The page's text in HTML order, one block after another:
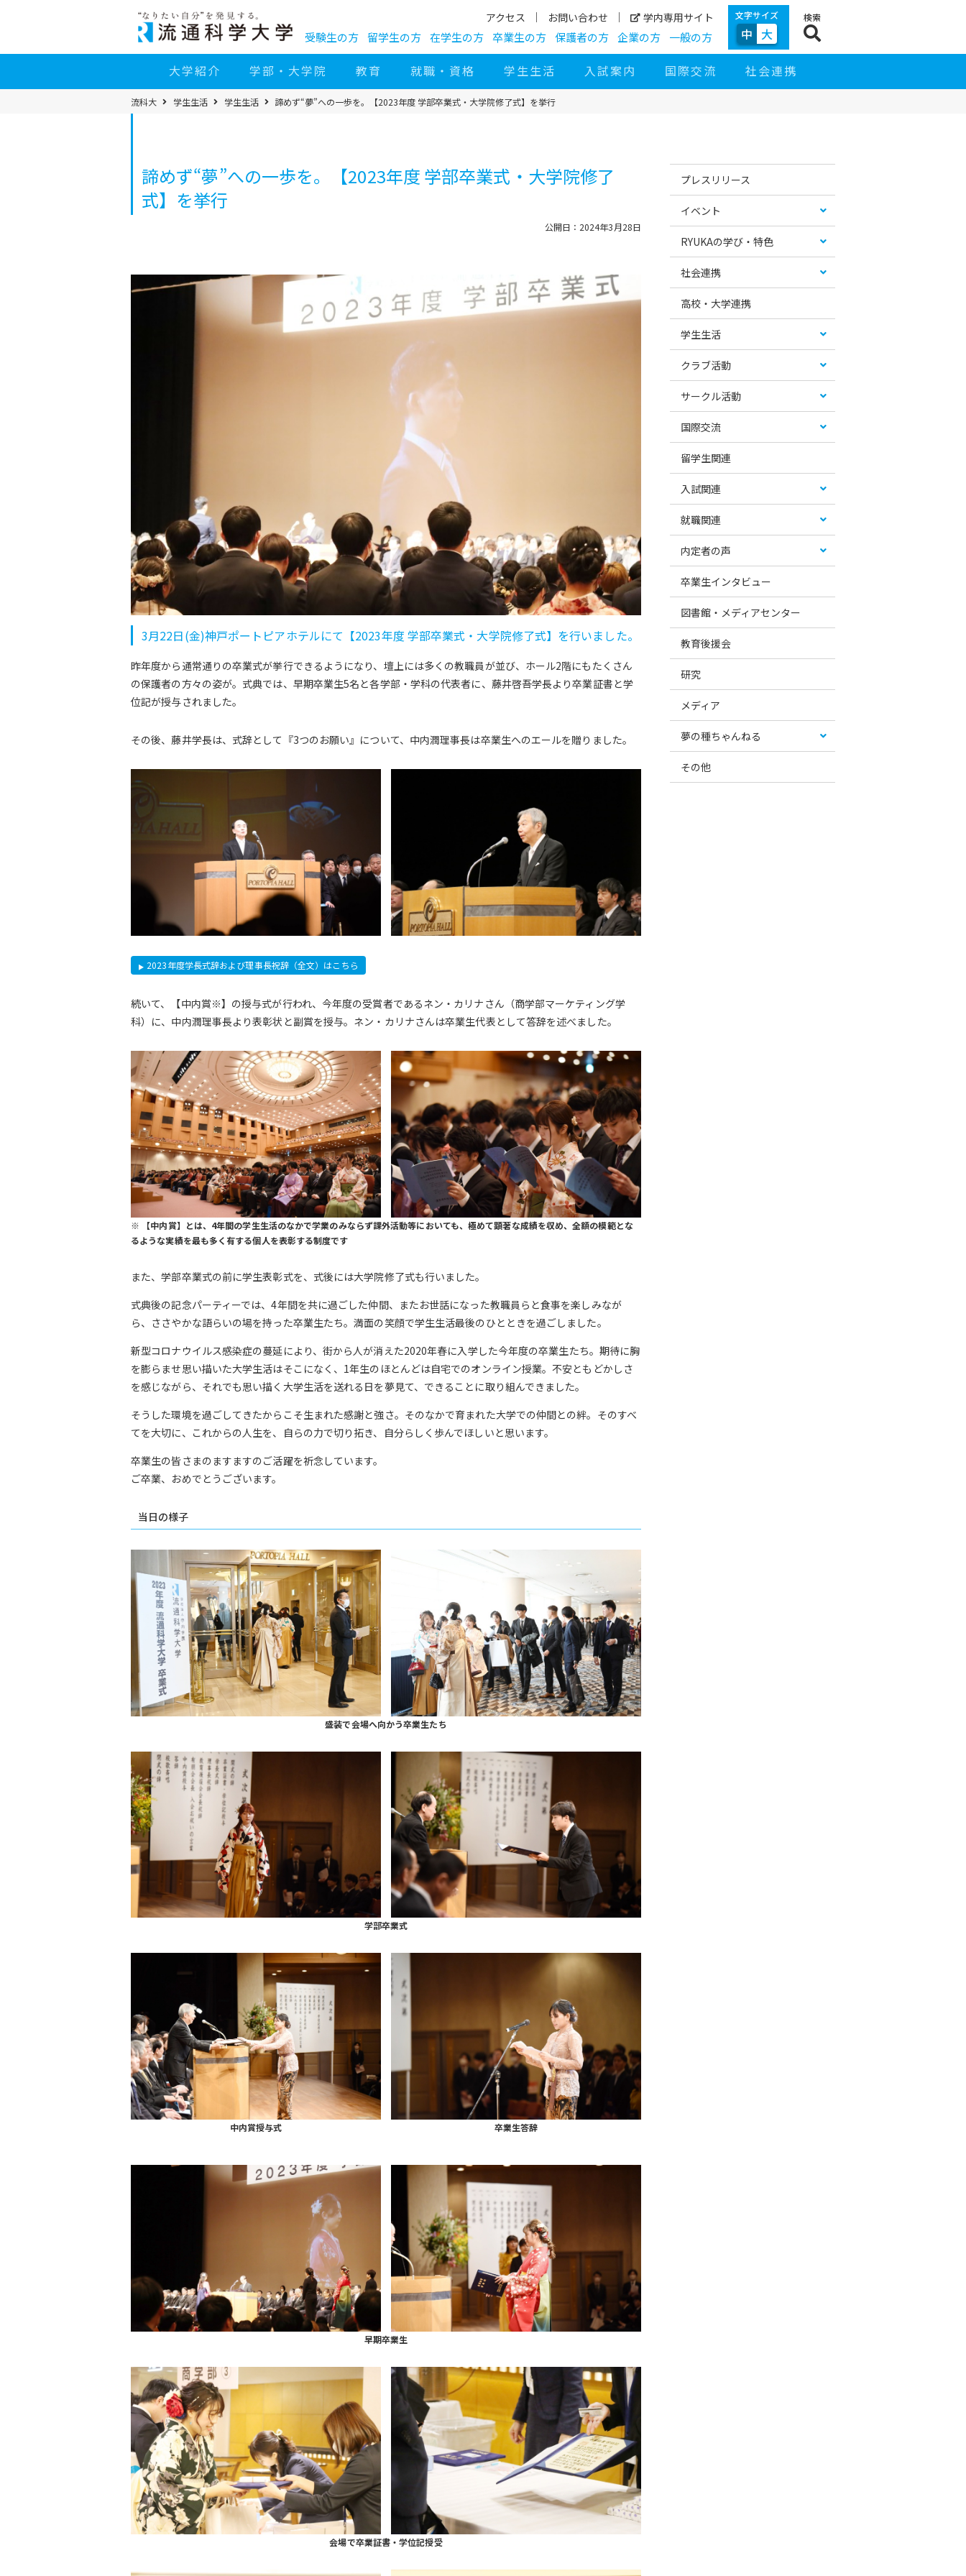
へ
アクセス お問い合わせ 学内専用サイト
受験生の方 留学生の方 在学生の方 卒業生の方 保護者の方 企業の方 一般の方
文字サイズ
中 大
検索
大学紹介 学部・大学院 教育 就職・資格 学生生活 入試案内 国際交流 社会連携
パ
ン
流科大 学生生活 学生生活 諦めず“夢”への一歩を。【2023年度 学部卒業式・大学院修了式】を挙行
諦めず“夢”への一歩を。【2023年度 学部卒業式・大学院修了
式】を挙行
公開日：2024年3月28日
3月22日(金)神戸ポートピアホテルにて【2023年度 学部卒業式・大学院修了式】を行いました。
昨年度から通常通りの卒業式が挙行できるようになり、壇上には多くの教職員が並び、ホール2階にもたくさん
の保護者の方々の姿が。式典では、早期卒業生5名と各学部・学科の代表者に、藤井啓吾学長より卒業証書と学
位記が授与されました。
その後、藤井学長は、式辞として『3つのお願い』について、中内潤理事長は卒業生へのエールを贈りました。
2023年度学長式辞および理事長祝辞（全文）はこちら
続いて、【中内賞※】の授与式が行われ、今年度の受賞者であるネン・カリナさん（商学部マーケティング学
科）に、中内潤理事長より表彰状と副賞を授与。ネン・カリナさんは卒業生代表として答辞を述べました。
※ 【中内賞】とは、4年間の学生生活のなかで学業のみならず課外活動等においても、極めて顕著な成績を収め、全額の模範とな
るような実績を最も多く有する個人を表彰する制度です
また、学部卒業式の前に学生表彰式を、式後には大学院修了式も行いました。
式典後の記念パーティーでは、4年間を共に過ごした仲間、またお世話になった教職員らと食事を楽しみなが
ら、ささやかな語らいの場を持った卒業生たち。満面の笑顔で学生生活最後のひとときを過ごしました。
新型コロナウイルス感染症の蔓延により、街から人が消えた2020年春に入学した今年度の卒業生たち。期待に胸
を膨らませ思い描いた大学生活はそこになく、1年生のほとんどは自宅でのオンライン授業。不安ともどかしさ
を感じながら、それでも思い描く大学生活を送れる日を夢見て、できることに取り組んできました。
そうした環境を過ごしてきたからこそ生まれた感謝と強さ。そのなかで育まれた大学での仲間との絆。そのすべ
てを大切に、これからの人生を、自らの力で切り拓き、自分らしく歩んでほしいと思います。
卒業生の皆さまのますますのご活躍を祈念しています。
ご卒業、おめでとうございます。
当日の様子
盛装で会場へ向かう卒業生たち
学部卒業式
中内賞授与式 卒業生答辞
早期卒業生
会場で卒業証書・学位記授受
イ
ビ
シ
お
め
テ
カ
リ
ス
プレスリリース
イベント
RYUKAの学び・特色
社会連携
高校・大学連携
学生生活
クラブ活動
サークル活動
国際交流
留学生関連
入試関連
就職関連
内定者の声
卒業生インタビュー
図書館・メディアセンター
教育後援会
研究
メディア
夢の種ちゃんねる
その他